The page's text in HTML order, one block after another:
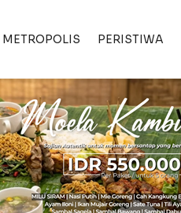
METROPOLIS PERISTIWA